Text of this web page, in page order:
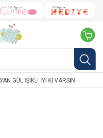
GÜL IŞIKLI İYI KI VARSIN